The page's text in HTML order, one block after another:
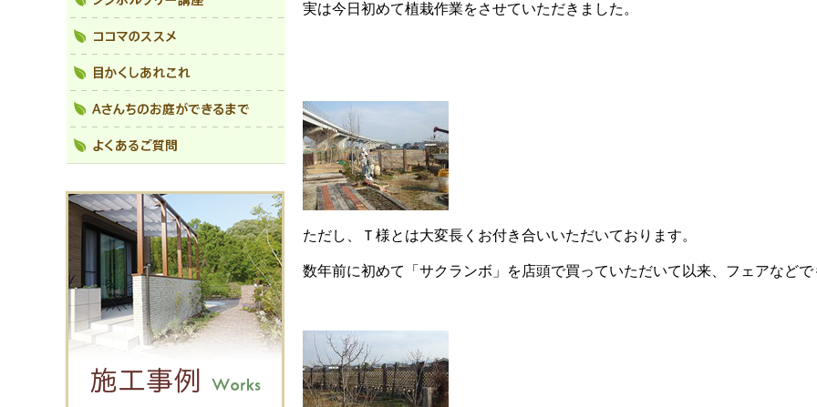
実は今日初めて植栽作業をさせていただきました。
ただし、Ｔ様とは大変長くお付き合いいただいております。
数年前に初めて「サクランボ」を店頭で買っていただいて以来、フェアなど